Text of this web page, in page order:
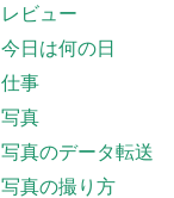
レビュー
今日は何の日
仕事
写真
写真のデータ転送
写真の撮り方